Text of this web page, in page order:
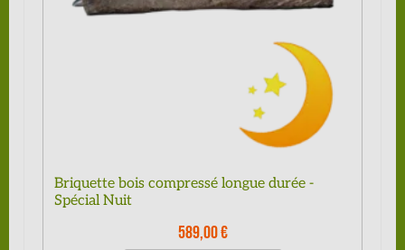
Briquette bois compressé longue durée -
Spécial Nuit
589,00 €